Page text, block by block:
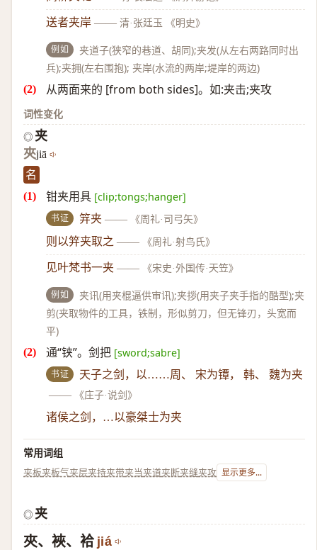
送者夹岸 —— 清·张廷玉 《明史》
例如
夹道子(狭窄的巷道、胡同);夹发(从左右两路同时出
兵);夹拥(左右围抱); 夹岸(水流的两岸;堤岸的两边)
从两面来的 [from both sides]。如:夹击;夹攻
词性变化
◎ 夹
夾jiā
名
钳夹用具 [clip;tongs;hanger]
书证 笄夹 —— 《周礼·司弓矢》
则以笄夹取之 —— 《周礼·射鸟氏》
见叶梵书一夹 —— 《宋史·外国传·天笠》
例如
夹讯(用夹棍逼供审讯);夹拶(用夹子夹手指的酷型);夹
剪(夹取物件的工具，铁制，形似剪刀，但无锋刃，头宽而
平)
通“铗”。剑把 [sword;sabre]
书证
天子之剑，以……周、 宋为镡， 韩、 魏为夹
——
《庄子·说剑》
诸侯之剑，…以豪桀士为夹
常用词组
夹板夹板气夹层夹持夹带夹当夹道夹断夹缝夹攻 显示更多...
◎ 夹
夾、裌、袷 jiá